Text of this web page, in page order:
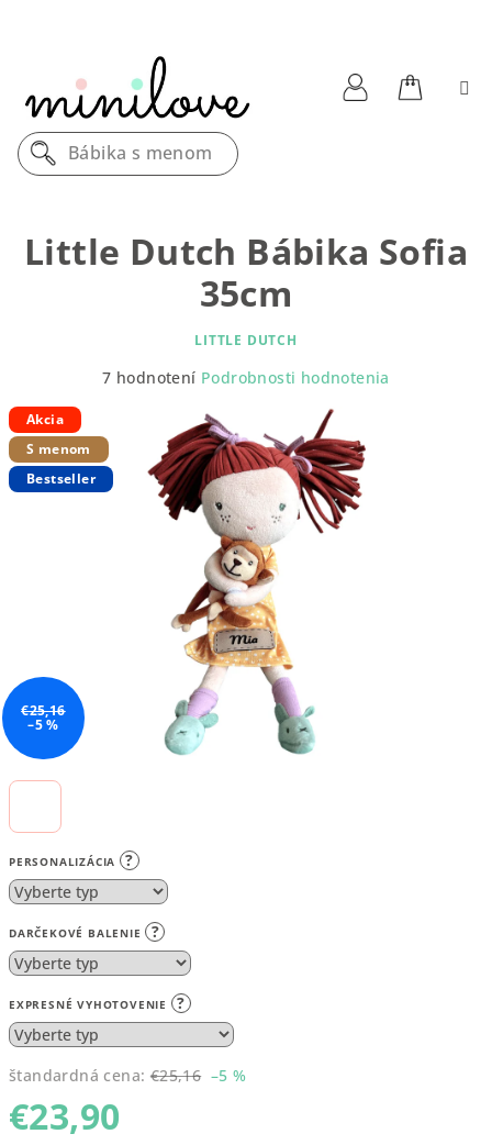
Bábika s menom
PERSONALIZÁCIA ?
DARČEKOVÉ BALENIE ?
EXPRESNÉ VYHOTOVENIE ?
štandardná cena: €25,16 –5 %
€23,90
Little Dutch Bábika Sofia
35cm
LITTLE DUTCH
produktu
je
4,9
z
7 hodnotení Podrobnosti hodnotenia
Akcia
S menom
Bestseller
€25,16
–5 %